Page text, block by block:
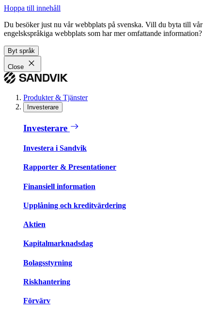
Hoppa till innehåll
Du besöker just nu vår webbplats på svenska. Vill du byta till vår
engelskspråkiga webbplats som har mer omfattande information?
Byt språk
Close
Produkter & Tjänster
Investerare
Investerare
Investera i Sandvik
Rapporter & Presentationer
Finansiell information
Upplåning och kreditvärdering
Aktien
Kapitalmarknadsdag
Bolagsstyrning
Riskhantering
Förvärv